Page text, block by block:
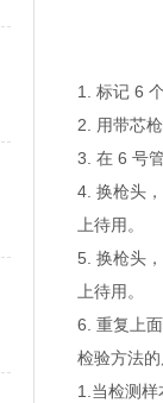
1. 标记 6
2. 用带芯
3. 在 6 号
4. 换枪头
上待用。
5. 换枪头
上待用。
6. 重复上
检验方法
1.当检测